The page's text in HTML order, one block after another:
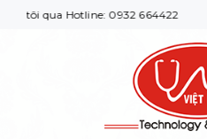
qua Hotline: 0932 664422